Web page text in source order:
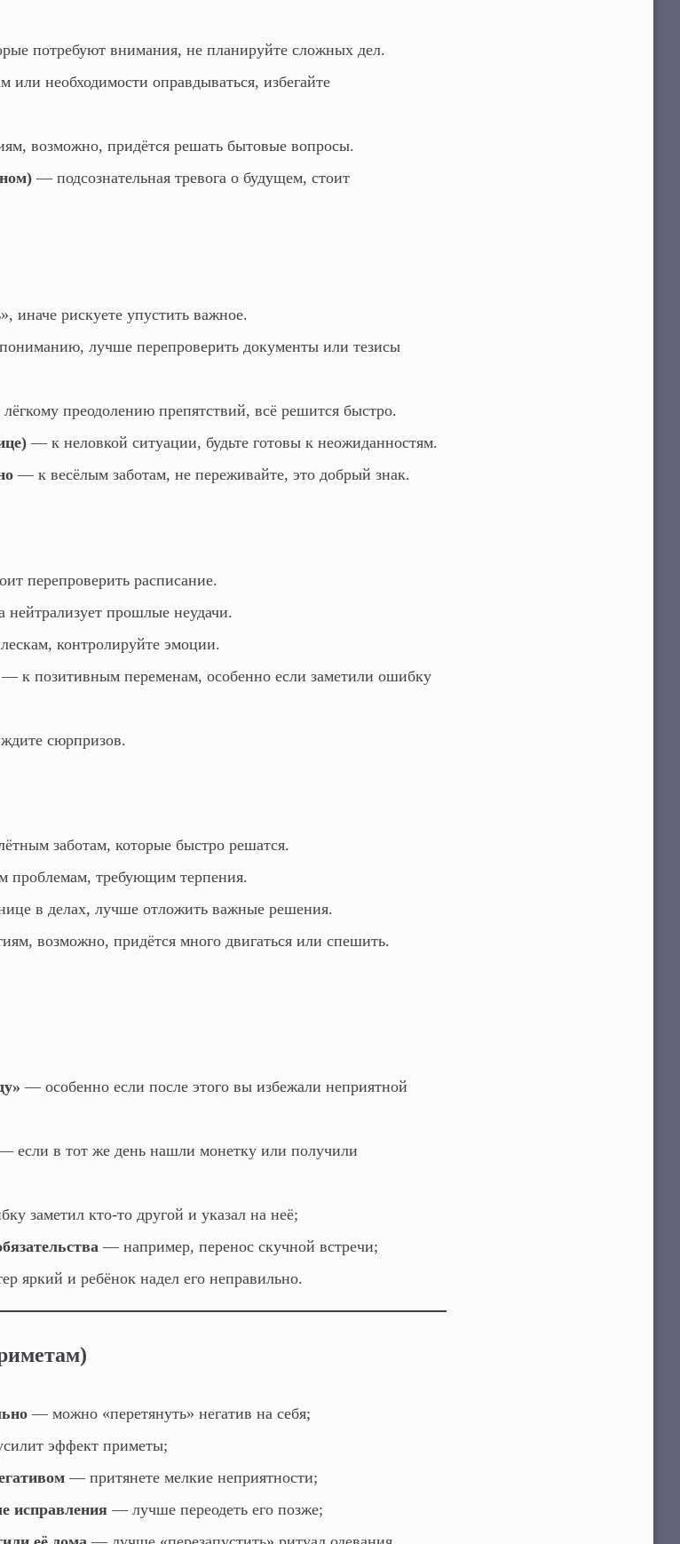
потребуют внимания, не планируйте сложных дел.
необходимости оправдываться, избегайте
возможно, придётся решать бытовые вопросы.
— подсознательная тревога о будущем, стоит
иначе рискуете упустить важное.
лучше перепроверить документы или тезисы
преодолению препятствий, всё решится быстро.
— к неловкой ситуации, будьте готовы к неожиданностям.
— к весёлым заботам, не переживайте, это добрый знак.
перепроверить расписание.
прошлые неудачи.
контролируйте эмоции.
к позитивным переменам, особенно если заметили ошибку
сюрпризов.
заботам, которые быстро решатся.
требующим терпения.
в делах, лучше отложить важные решения.
возможно, придётся много двигаться или спешить.
— особенно если после этого вы избежали неприятной
если в тот же день нашли монетку или получили
заметил кто‑то другой и указал на неё;
— например, перенос скучной встречи;
яркий и ребёнок надел его неправильно.
— можно «перетянуть» негатив на себя;
эффект приметы;
— притянете мелкие неприятности;
исправления— лучше переодеть его позже;